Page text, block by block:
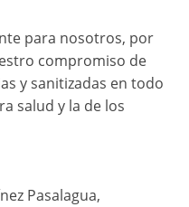
para nosotros, por
compromiso de
y sanitizadas en todo
salud y la de los
Pasalagua,